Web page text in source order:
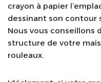
crayon à papier
dessinant son contour
Nous vous conseillons
structure de votre
rouleaux.